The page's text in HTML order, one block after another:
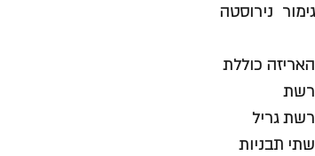
גימור נירוסטה
האריזה כוללת
רשת
רשת גריל
שתי תבניות